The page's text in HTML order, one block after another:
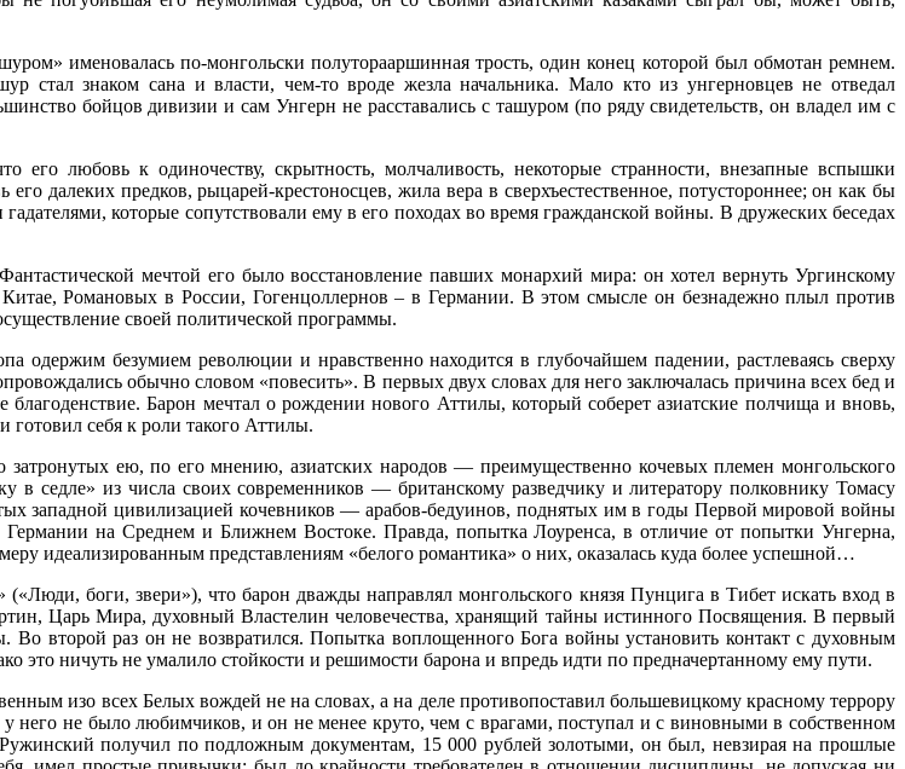
именовалась по-монгольски полуторааршинная трость, один конец которой был обмотан ремнем.
стал знаком сана и власти, чем-то вроде жезла начальника. Мало кто из унгерновцев не отведал
бойцов дивизии и сам Унгерн не расставались с ташуром (по ряду свидетельств, он владел им с
любовь к одиночеству, скрытность, молчаливость, некоторые странности, внезапные вспышки
далеких предков, рыцарей-крестоносцев, жила вера в сверхъестественное, потустороннее; он как бы
которые сопутствовали ему в его походах во время гражданской войны. В дружеских беседах
мечтой его было восстановление павших монархий мира: он хотел вернуть Ургинскому
Романовых в России, Гогенцоллернов – в Германии. В этом смысле он безнадежно плыл против
своей политической программы.
одержим безумием революции и нравственно находится в глубочайшем падении, растлеваясь сверху
обычно словом «повесить». В первых двух словах для него заключалась причина всех бед и
Барон мечтал о рождении нового Аттилы, который соберет азиатские полчища и вновь,
себя к роли такого Аттилы.
ею, по его мнению, азиатских народов — преимущественно кочевых племен монгольского
в седле» из числа своих современников — британскому разведчику и литератору полковнику Томасу
западной цивилизацией кочевников — арабов-бедуинов, поднятых им в годы Первой мировой войны
на Среднем и Ближнем Востоке. Правда, попытка Лоуренса, в отличие от попытки Унгерна,
идеализированным представлениям «белого романтика» о них, оказалась куда более успешной…
боги, звери»), что барон дважды направлял монгольского князя Пунцига в Тибет искать вход в
Царь Мира, духовный Властелин человечества, хранящий тайны истинного Посвящения. В первый
второй раз он не возвратился. Попытка воплощенного Бога войны установить контакт с духовным
это ничуть не умалило стойкости и решимости барона и впредь идти по предначертанному ему пути.
изо всех Белых вождей не на словах, а на деле противопоставил большевицкому красному террору
него не было любимчиков, и он не менее круто, чем с врагами, поступал и с виновными в собственном
получил по подложным документам, 15 000 рублей золотыми, он был, невзирая на прошлые